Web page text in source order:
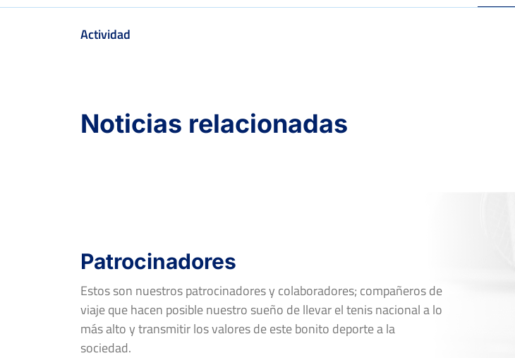
PERDIDOS SETS GANADOS
Actividad
Noticias relacionadas
Patrocinadores
Estos son nuestros patrocinadores y colaboradores; compañeros de
viaje que hacen posible nuestro sueño de llevar el tenis nacional a lo
más alto y transmitir los valores de este bonito deporte a la
sociedad.